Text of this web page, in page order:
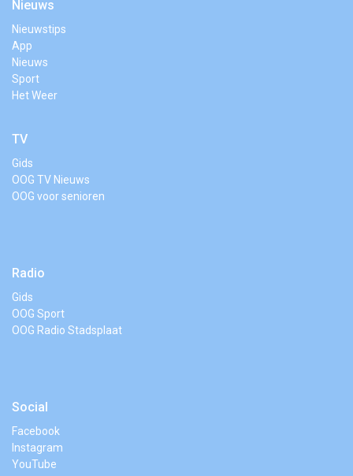
Nieuws
Nieuwstips
App
Nieuws
Sport
Het Weer
TV
Gids
OOG TV Nieuws
OOG voor senioren
Radio
Gids
OOG Sport
OOG Radio Stadsplaat
Social
Facebook
Instagram
YouTube